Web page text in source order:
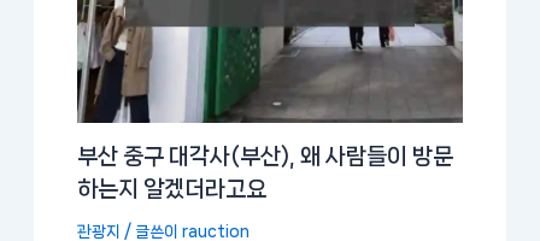
부산 중구 대각사(부산), 왜 사람들이 방문
하는지 알겠더라고요
관광지 / 글쓴이rauction